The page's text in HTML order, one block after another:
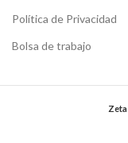
Política de Privacidad
Bolsa de trabajo
Zeta